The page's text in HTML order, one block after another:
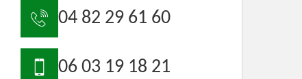
04 82 29 61 60
06 03 19 18 21